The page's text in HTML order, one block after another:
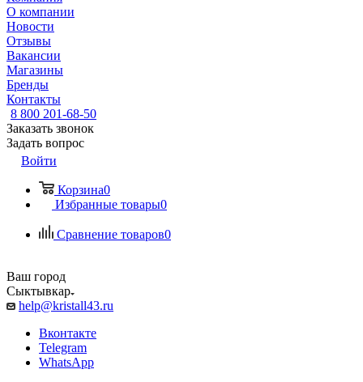
О компании
Новости
Отзывы
Вакансии
Магазины
Бренды
Контакты
8 800 201-68-50
Заказать звонок
Задать вопрос
Войти
Корзина0
Избранные товары0
Сравнение товаров0
Ваш город
Сыктывкар
help@kristall43.ru
Вконтакте
Telegram
WhatsApp